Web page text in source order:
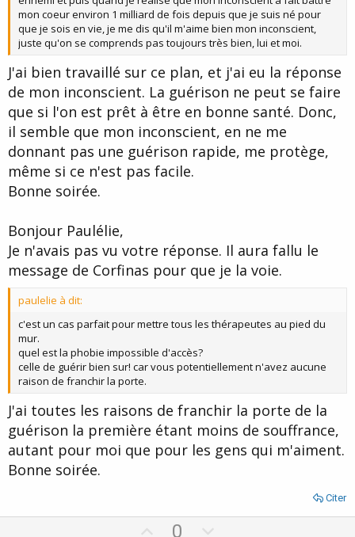
mon coeur environ 1 milliard de fois depuis que je suis né pour
que je sois en vie, je me dis qu'il m'aime bien mon inconscient,
juste qu'on se comprends pas toujours très bien, lui et moi.
J'ai bien travaillé sur ce plan, et j'ai eu la réponse
de mon inconscient. La guérison ne peut se faire
que si l'on est prêt à être en bonne santé. Donc,
il semble que mon inconscient, en ne me
donnant pas une guérison rapide, me protège,
même si ce n'est pas facile.
Bonne soirée.
Bonjour Paulélie,
Je n'avais pas vu votre réponse. Il aura fallu le
message de Corfinas pour que je la voie.
paulelie à dit:
c'est un cas parfait pour mettre tous les thérapeutes au pied du
mur.
quel est la phobie impossible d'accès?
celle de guérir bien sur! car vous potentiellement n'avez aucune
raison de franchir la porte.
J'ai toutes les raisons de franchir la porte de la
guérison la première étant moins de souffrance,
autant pour moi que pour les gens qui m'aiment.
Bonne soirée.
Citer
0